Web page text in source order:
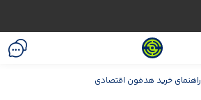
راهنمای خرید هدفون اقتصادی